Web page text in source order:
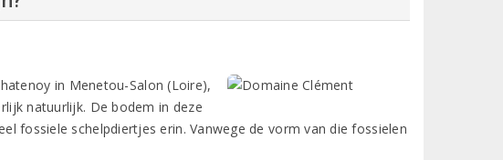
in Menetou-Salon (Loire),
natuurlijk. De bodem in deze
fossiele schelpdiertjes erin. Vanwege de vorm van die fossielen